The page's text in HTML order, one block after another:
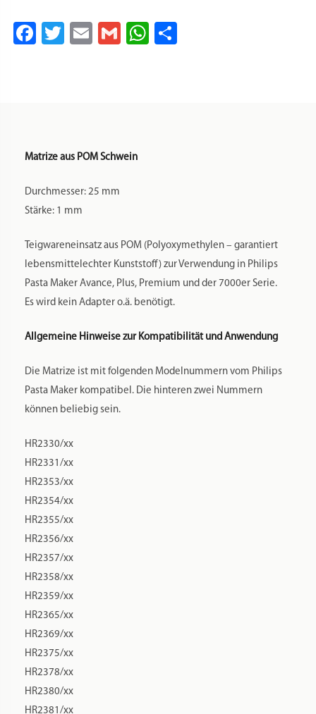
Facebook
Twitter
EmailGmailWhatsApp
Matrize aus POM Schwein
Durchmesser: 25 mm
Stärke: 1 mm
Teigwareneinsatz aus POM (Polyoxymethylen – garantiert
lebensmittelechter Kunststoff) zur Verwendung in Philips
Pasta Maker Avance, Plus, Premium und der 7000er Serie.
Es wird kein Adapter o.ä. benötigt.
Allgemeine Hinweise zur Kompatibilität und Anwendung
Die Matrize ist mit folgenden Modelnummern vom Philips
Pasta Maker kompatibel. Die hinteren zwei Nummern
können beliebig sein.
HR2330/xx
HR2331/xx
HR2353/xx
HR2354/xx
HR2355/xx
HR2356/xx
HR2357/xx
HR2358/xx
HR2359/xx
HR2365/xx
HR2369/xx
HR2375/xx
HR2378/xx
HR2380/xx
HR2381/xx